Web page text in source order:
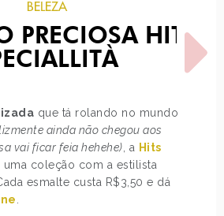
BELEZA
PRECIOSA HITS
que tá rolando no mundo
ainda não chegou aos
vai ficar feia hehehe) , a Hits
uma coleção com a estilista
Cada esmalte custa R$3,50 e dá
PRÓXIMO POST
COLEÇÃO FÓRMULA
SECRETA COLORAMA